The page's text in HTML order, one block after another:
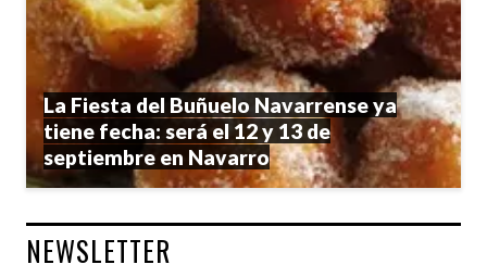
La Fiesta del Buñuelo Navarrense ya
tiene fecha: será el 12 y 13 de
septiembre en Navarro
NEWSLETTER